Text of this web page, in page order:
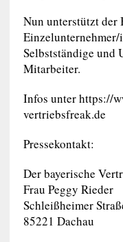
Nun unterstützt der
Selbstständige und
Mitarbeiter.
Infos unter https://
vertriebsfreak.de
Pressekontakt:
Der bayerische
Frau Peggy Rieder
Schleißheimer
85221 Dachau